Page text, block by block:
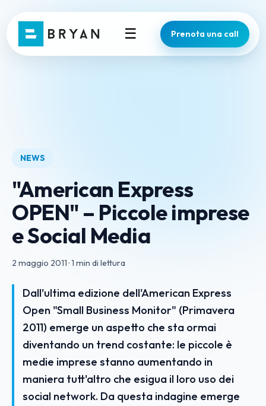
☰ Prenota una call
NEWS
"American Express
OPEN" – Piccole imprese
e Social Media
2 maggio 2011 ·1 min di lettura
Dall'ultima edizione dell'American Express
Open "Small Business Monitor" (Primavera
2011) emerge un aspetto che sta ormai
diventando un trend costante: le piccole è
medie imprese stanno aumentando in
maniera tutt'altro che esigua il loro uso dei
social network. Da questa indagine emerge